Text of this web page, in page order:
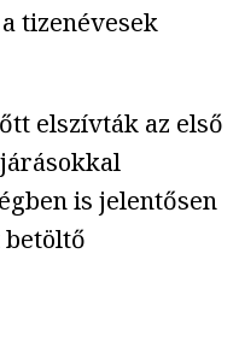
tizenévesek
elszívták az első
is jelentősen